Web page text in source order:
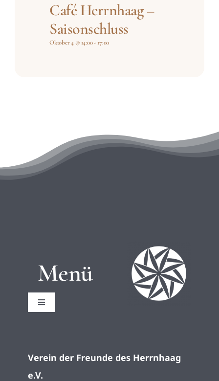
Café Herrnhaag –
Saisonschluss
Oktober 4 @ 14:00- 17:00
Menü
Toggle
Impressum
Verein der Freunde des Herrnhaag
e.V.